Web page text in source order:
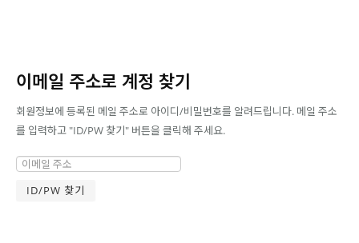
이메일 주소로 계정 찾기
회원정보에 등록된 메일 주소로 아이디/비밀번호를 알려드립니다. 메일 주소
를 입력하고 "ID/PW 찾기" 버튼을 클릭해 주세요.